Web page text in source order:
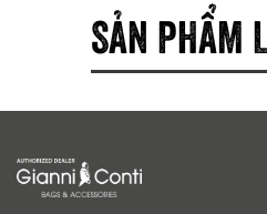
SẢN PHẨM